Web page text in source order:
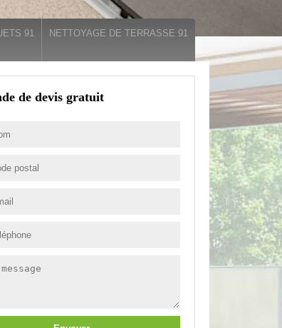
91 NETTOYAGE DE TERRASSE 91
de devis gratuit